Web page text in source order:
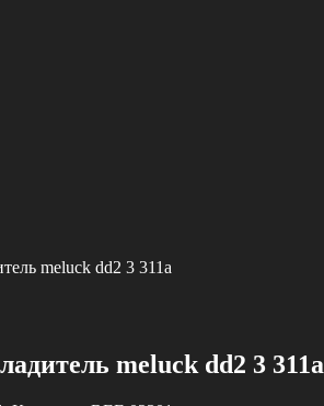
meluck dd2 3 311a
meluck dd2 3 311a